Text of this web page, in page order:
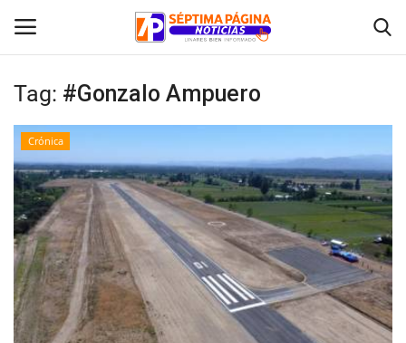
Inicio
Crónica
Policial
Tribunales
Deporte
Tag: #Gonzalo Ampuero
Crónica